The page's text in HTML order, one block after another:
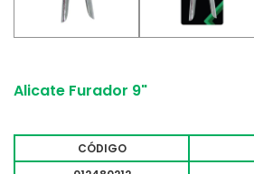
Alicate Furador 9"
CÓDIGO